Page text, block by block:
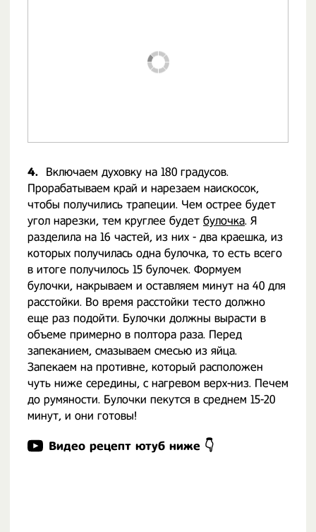
4.
Включаем духовку на 180 градусов.
Прорабатываем край и нарезаем наискосок,
чтобы получились трапеции. Чем острее будет
угол нарезки, тем круглее будет булочка. Я
разделила на 16 частей, из них - два краешка, из
которых получилась одна булочка, то есть всего
в итоге получилось 15 булочек. Формуем
булочки, накрываем и оставляем минут на 40 для
расстойки. Во время расстойки тесто должно
еще раз подойти. Булочки должны вырасти в
объеме примерно в полтора раза. Перед
запеканием, смазываем смесью из яйца.
Запекаем на противне, который расположен
чуть ниже середины, с нагревом верх-низ. Печем
до румяности. Булочки пекутся в среднем 15-20
минут, и они готовы!
Видео рецепт ютуб ниже 👇